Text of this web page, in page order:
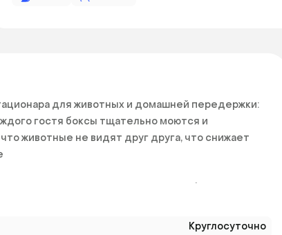
для животных и домашней передержки:
гостя боксы тщательно моются и
животные не видят друг друга, что снижает
Круглосуточно